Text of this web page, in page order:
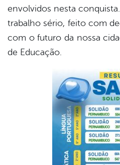
envolvidos nesta
trabalho sério, feito com
com o futuro da nossa
de Educação.